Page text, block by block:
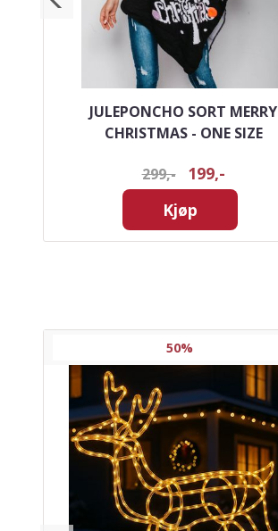
JULEPONCHO SORT MERRY
CHRISTMAS - ONE SIZE
299,-
199,-
Kjøp
50%